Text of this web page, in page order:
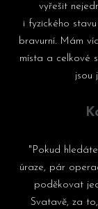
vyřešit
i fyzického
bravurní. Mám
místa a celkové
jsou
"Pokud
úraze, pár
poděkovat
Svatavě, za